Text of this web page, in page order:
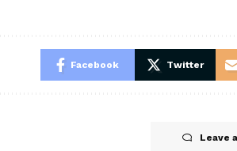
Facebook Twitter
Leave